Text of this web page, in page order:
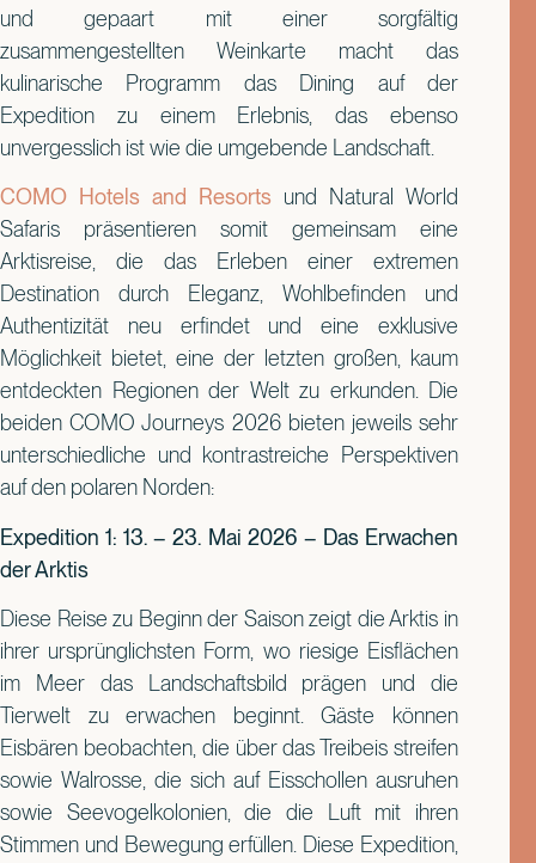
und gepaart mit einer sorgfältig
zusammengestellten Weinkarte macht das
kulinarische Programm das Dining auf der
Expedition zu einem Erlebnis, das ebenso
unvergesslich ist wie die umgebende Landschaft.
COMO Hotels and Resorts und Natural World
Safaris präsentieren somit gemeinsam eine
Arktisreise, die das Erleben einer extremen
Destination durch Eleganz, Wohlbefinden und
Authentizität neu erfindet und eine exklusive
Möglichkeit bietet, eine der letzten großen, kaum
entdeckten Regionen der Welt zu erkunden. Die
beiden COMO Journeys 2026 bieten jeweils sehr
unterschiedliche und kontrastreiche Perspektiven
auf den polaren Norden:
Expedition 1: 13. – 23. Mai 2026 – Das Erwachen
der Arktis
Diese Reise zu Beginn der Saison zeigt die Arktis in
ihrer ursprünglichsten Form, wo riesige Eisflächen
im Meer das Landschaftsbild prägen und die
Tierwelt zu erwachen beginnt. Gäste können
Eisbären beobachten, die über das Treibeis streifen
sowie Walrosse, die sich auf Eisschollen ausruhen
sowie Seevogelkolonien, die die Luft mit ihren
Stimmen und Bewegung erfüllen. Diese Expedition,